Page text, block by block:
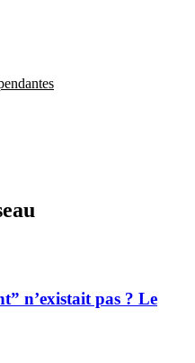
n’existait pas ? Le